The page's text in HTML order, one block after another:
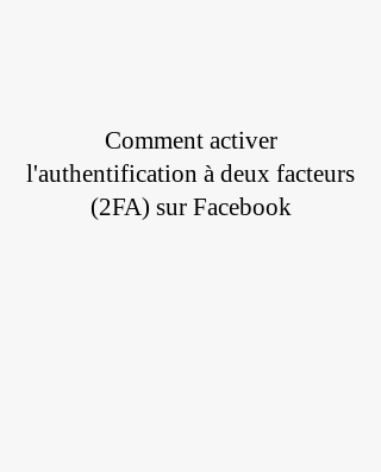
Comment activer
l'authentification à deux facteurs
(2FA) sur Facebook